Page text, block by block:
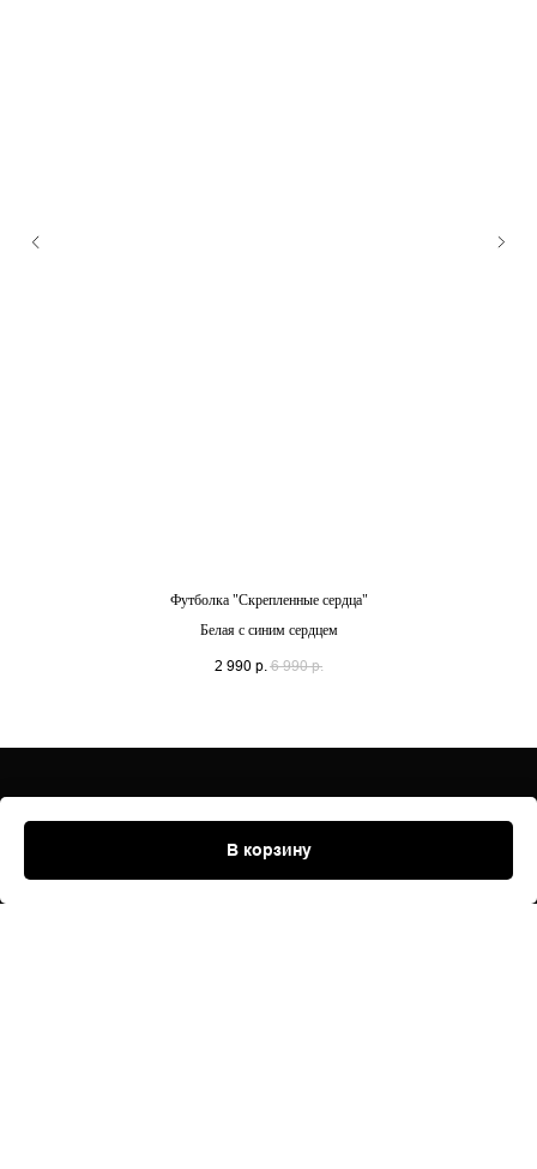
В корзину
Футболка "Скрепленные сердца"
Белая с синим сердцем
2 990 р. 6 990 р.
© ХВАСТУН 2020 – 2026